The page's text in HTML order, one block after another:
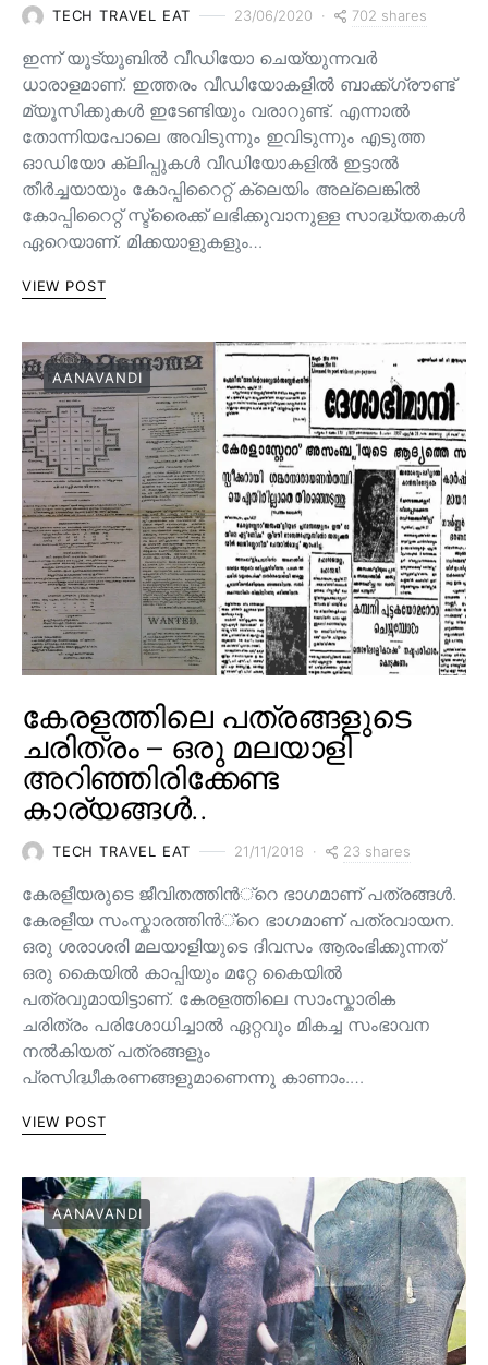
TECH TRAVEL EAT 23/06/2020 702 shares
ഇന്ന് യൂട്യൂബിൽ വീഡിയോ ചെയ്യുന്നവർ
ധാരാളമാണ്. ഇത്തരം വീഡിയോകളിൽ ബാക്ക്ഗ്രൗണ്ട്
മ്യൂസിക്കുകൾ ഇടേണ്ടിയും വരാറുണ്ട്. എന്നാൽ
തോന്നിയപോലെ അവിടുന്നും ഇവിടുന്നും എടുത്ത
ഓഡിയോ ക്ലിപ്പുകൾ വീഡിയോകളിൽ ഇട്ടാൽ
തീർച്ചയായും കോപ്പിറൈറ്റ് ക്ലെയിം അല്ലെങ്കിൽ
കോപ്പിറൈറ്റ് സ്ട്രൈക്ക് ലഭിക്കുവാനുള്ള സാദ്ധ്യതകൾ
ഏറെയാണ്. മിക്കയാളുകളും…
VIEW POST
AANAVANDI
കേരളത്തിലെ പത്രങ്ങളുടെ
ചരിത്രം – ഒരു മലയാളി
അറിഞ്ഞിരിക്കേണ്ട
കാര്യങ്ങൾ..
TECH TRAVEL EAT 21/11/2018 23 shares
കേരളീയരുടെ ജീവിതത്തിന്‍്റെ ഭാഗമാണ് പത്രങ്ങള്‍.
കേരളീയ സംസ്കാരത്തിന്‍്റെ ഭാഗമാണ് പത്രവായന.
ഒരു ശരാശരി മലയാളിയുടെ ദിവസം ആരംഭിക്കുന്നത്
ഒരു കൈയില്‍ കാപ്പിയും മറ്റേ കൈയില്‍
പത്രവുമായിട്ടാണ്. കേരളത്തിലെ സാംസ്കാരിക
ചരിത്രം പരിശോധിച്ചാല്‍ ഏറ്റവും മികച്ച സംഭാവന
നല്‍കിയത് പത്രങ്ങളും
പ്രസിദ്ധീകരണങ്ങളുമാണെന്നു കാണാം.…
VIEW POST
AANAVANDI